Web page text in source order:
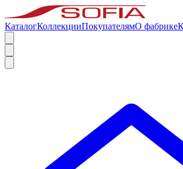
КаталогКоллекцииПокупателямО фабрике